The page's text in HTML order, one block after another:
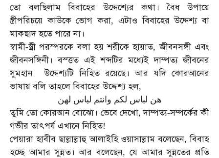
তো
বলছিলাম বিবাহের উদ্দেশ্যের কথা। বৈধ
উপায়ে
স্ত্রীপরিচয়ে কাউকে ভোগ করা, এটাও বিবাহের উদ্দেশ্য বা
মাকছাদ হতে পারে না।
স্বামী-স্ত্রী পরস্পরকে বলা হয় শরীকে হায়াত,জীবনসঙ্গী এবং
জীবনসঙ্গিনী। বস্ত্তত এই শব্দটির মধ্যেই দাম্পত্য জীবনের
সুমহান
উদ্দেশ্যটি নিহিত রয়েছে। আর যদি কোরআনের
ভাষায় বলি তাহলে বিবাহের উদ্দেশ্য হল,
هن لباس لكم وانتم لباس لهن
তুমি তো কোরআন বোঝো। ভেবে দেখো,দাম্পত্য-সম্পর্কের কী
গভীর তাৎপর্য এখানে নিহিত!
পেয়ারা হাবীব ছাল্লাল্লাহু আলাইহি ওয়াসাল্লাম বলেছেন,বিবাহ
হচ্ছে আমার সুন্নত। আর বলেছেন, যে আমার সুন্নতের প্রতি